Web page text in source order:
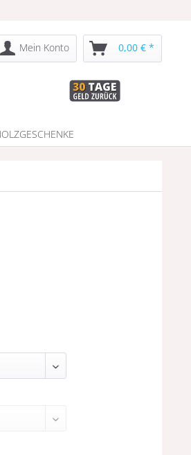
Mein Konto 0,00 € *